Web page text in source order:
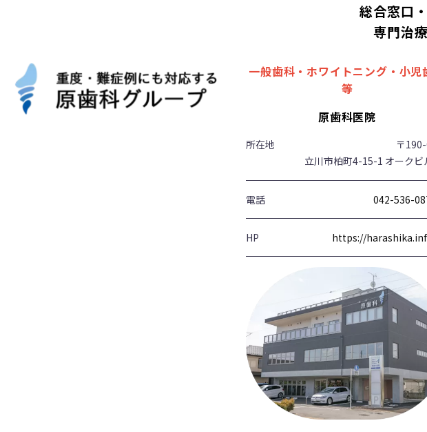
総合窓口
専門治
一般歯科・ホワイトニング・小児
等
原歯科医院
所在地
〒
立川市柏町4-15-1 オークビ
電話 042-536-
HP https://